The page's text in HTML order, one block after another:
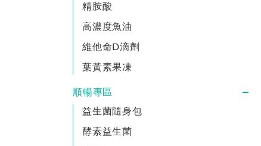
精胺酸
高濃度魚油
維他命D滴劑
葉黃素果凍
順暢專區
益生菌隨身包
酵素益生菌